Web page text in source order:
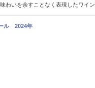
わいを余すことなく表現したワイン
ル 2024年